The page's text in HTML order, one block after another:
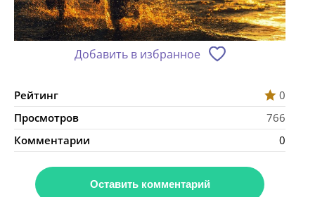
Добавить в избранное
Рейтинг
0
Просмотров
766
Комментарии
0
Оставить комментарий